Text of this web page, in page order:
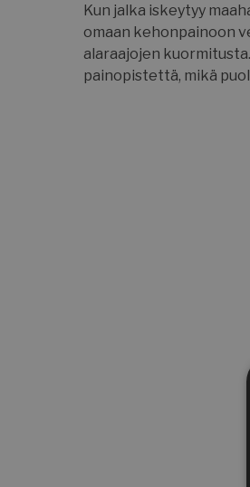
Kun jalka iskeytyy
omaan kehonpainoon
alaraajojen
painopistettä, mikä